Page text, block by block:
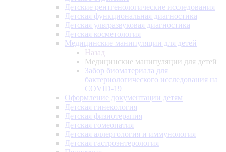
Детские рентгенологические исследования
Детская функциональная диагностика
Детская ультразвуковая диагностика
Детская косметология
Медицинские манипуляции для детей
Назад
Медицинские манипуляции для детей
Забор биоматериала для
бактериологического исследования на
COVID-19
Оформление документации детям
Детская гинекология
Детская физиотерапия
Детская гомеопатия
Детская аллергология и иммунология
Детская гастроэнтерология